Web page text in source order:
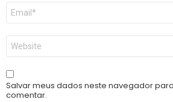
E-
mail
*
Site
Salvar meus dados neste navegador
comentar.